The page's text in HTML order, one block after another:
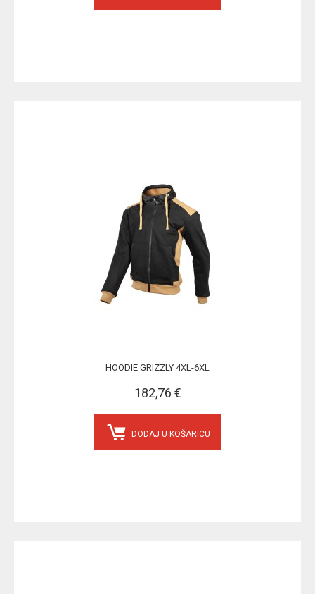
HOODIE GRIZZLY 4XL-6XL
182,76 €
DODAJ U KOŠARICU